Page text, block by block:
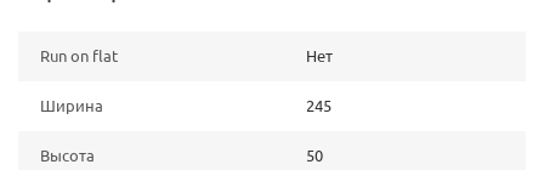
Run on flat Нет
Ширина 245
Высота 50